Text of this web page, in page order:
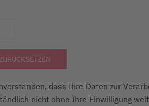
dass Ihre Daten zur
nicht ohne Ihre Einwilligung